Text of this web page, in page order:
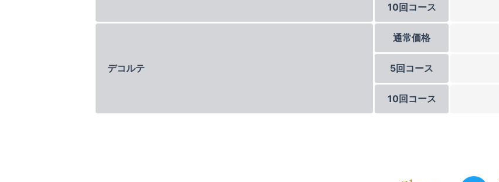
10回コース
デコルテ
通常価格
5回コース
10回コース